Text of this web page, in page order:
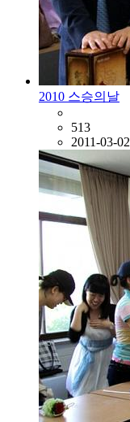
2010 스승의날
513
2011-03-02